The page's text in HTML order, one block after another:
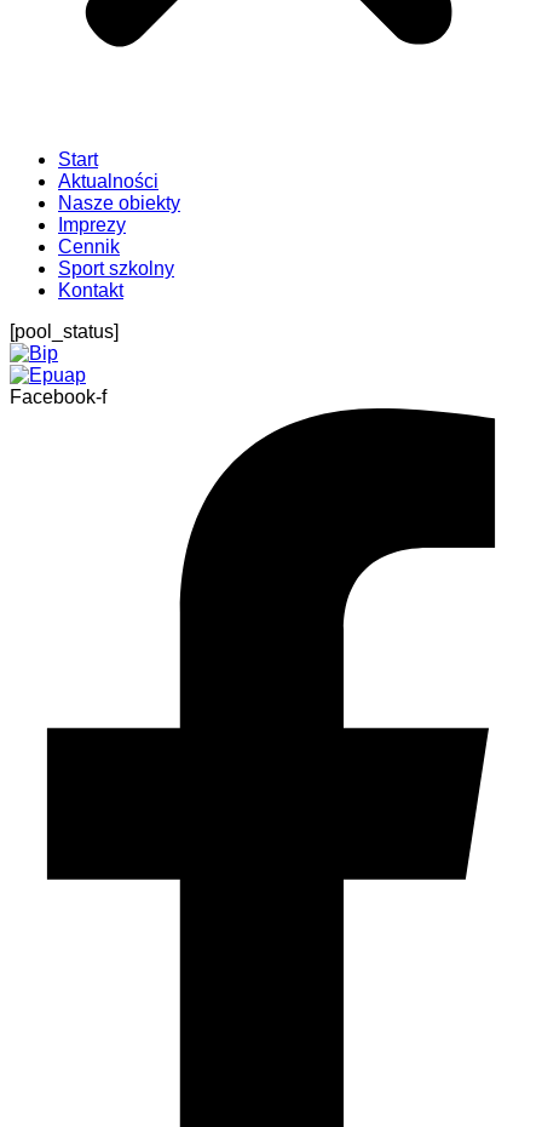
Start
Aktualności
Nasze obiekty
Imprezy
Cennik
Sport szkolny
Kontakt
[pool_status]
Facebook-f